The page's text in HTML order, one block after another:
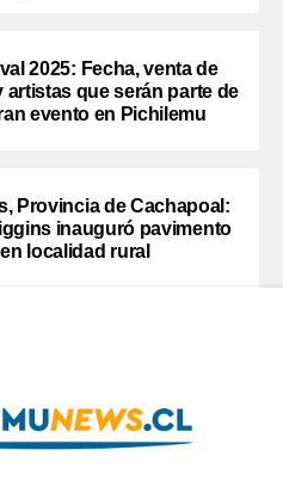
2025: Fecha, venta de
artistas que serán parte de
evento en Pichilemu
Provincia de Cachapoal:
inauguró pavimento
en localidad rural